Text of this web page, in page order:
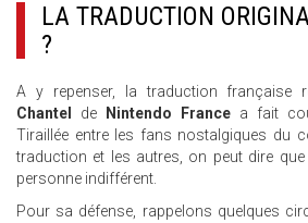
LA TRADUCTION
?
A y repenser, la traduction française
Chantel de Nintendo France a fait
Tiraillée entre les fans nostalgiques du
traduction et les autres, on peut dire
personne indifférent.
Pour sa défense, rappelons quelques